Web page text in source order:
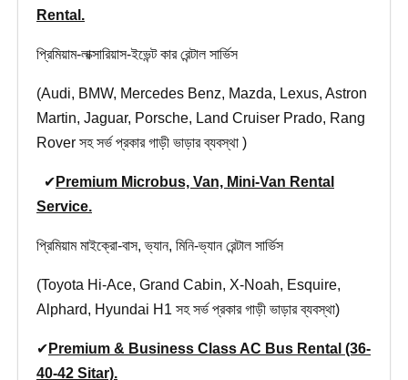
Rental.
প্রিমিয়াম-লাক্সারিয়াস-ইভেন্ট কার রেন্টাল সার্ভিস
(Audi, BMW, Mercedes Benz, Mazda, Lexus, Astron
Martin, Jaguar, Porsche, Land Cruiser Prado, Rang
Rover সহ সর্ভ প্রকার গাড়ী ভাড়ার ব্যবস্থা )
✔ Premium Microbus, Van, Mini-Van Rental
Service.
প্রিমিয়াম মাইক্রো-বাস, ভ্যান, মিনি-ভ্যান রেন্টাল সার্ভিস
(Toyota Hi-Ace, Grand Cabin, X-Noah, Esquire,
Alphard, Hyundai H1 সহ সর্ভ প্রকার গাড়ী ভাড়ার ব্যবস্থা)
✔ Premium & Business Class AC Bus Rental (36-
40-42 Sitar).